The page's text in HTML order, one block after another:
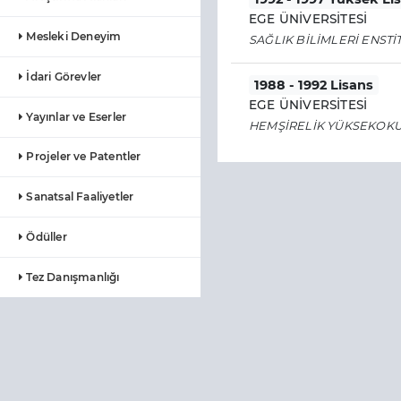
Mesleki Deneyim
İdari Görevler
Yayınlar ve Eserler
Projeler ve Patentler
Sanatsal Faaliyetler
Ödüller
Tez Danışmanlığı
EGE ÜNİVERSİTESİ
SAĞLIK BİLİMLERİ
1988 - 1992 Lisans
EGE ÜNİVERSİTESİ
HEMŞİRELİK